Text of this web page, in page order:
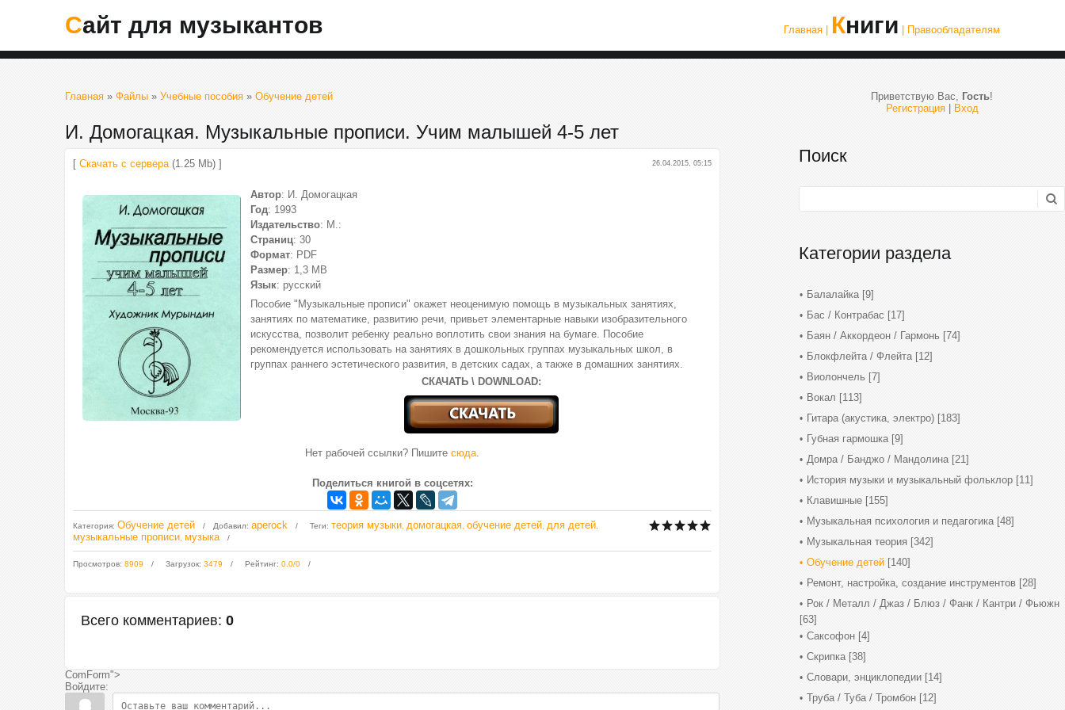
Сайт для музыкантов Главная | Книги | Правообладателям
Главная » Файлы » Учебные пособия » Обучение детей
И. Домогацкая. Музыкальные прописи. Учим малышей 4-5 лет
[ Скачать с сервера(1.25 Mb) ] 26.04.2015, 05:15
Автор: И. Домогацкая
Год: 1993
Издательство: М.:
Страниц: 30
Формат: PDF
Размер: 1,3 МВ
Язык: русский
Пособие "Музыкальные прописи" окажет неоценимую помощь в музыкальных занятиях,
занятиях по математике, развитию речи, привьет элементарные навыки изобразительного
искусства, позволит ребенку реально воплотить свои знания на бумаге. Пособие
рекомендуется использовать на занятиях в дошкольных группах музыкальных школ, в
группах раннего эстетического развития, в детских садах, а также в домашних занятиях.
СКАЧАТЬ \ DOWNLOAD:
Нет рабочей ссылки? Пишите сюда.
Поделиться книгой в соцсетях:
Категория: Обучение детей Добавил: aperock Теги: теория музыки домогацкая обучение детей для детей
музыкальные прописи музыка
Просмотров: 8909 Загрузок: 3479 Рейтинг: 0.0/0
Всего комментариев: 0
ComForm">
Войдите:
Приветствую Вас, Гость!
Регистрация| Вход
Поиск
Категории раздела
Балалайка [9]
Бас / Контрабас [17]
Баян / Аккордеон / Гармонь [74]
Блокфлейта / Флейта [12]
Виолончель [7]
Вокал [113]
Гитара (акустика, электро) [183]
Губная гармошка [9]
Домра / Банджо / Мандолина [21]
История музыки и музыкальный фольклор [11]
Клавишные [155]
Музыкальная психология и педагогика [48]
Музыкальная теория [342]
Обучение детей [140]
Ремонт, настройка, создание инструментов [28]
Рок / Металл / Джаз / Блюз / Фанк / Кантри / Фьюжн
[63]
Саксофон [4]
Скрипка [38]
Словари, энциклопедии [14]
Труба / Туба / Тромбон [12]